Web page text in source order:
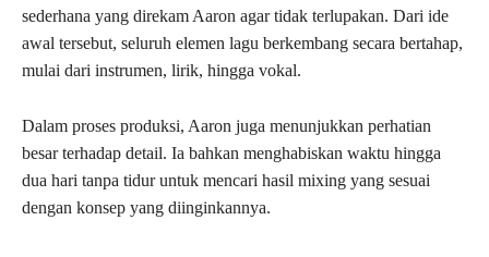
sederhana yang direkam Aaron agar tidak terlupakan. Dari ide
awal tersebut, seluruh elemen lagu berkembang secara bertahap,
mulai dari instrumen, lirik, hingga vokal.
Dalam proses produksi, Aaron juga menunjukkan perhatian
besar terhadap detail. Ia bahkan menghabiskan waktu hingga
dua hari tanpa tidur untuk mencari hasil mixing yang sesuai
dengan konsep yang diinginkannya.